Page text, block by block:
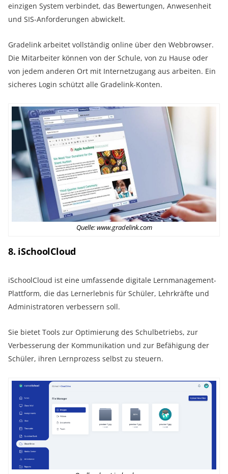
einzigen System verbindet, das Bewertungen, Anwesenheit
und SIS-Anforderungen abwickelt.
Gradelink arbeitet vollständig online über den Webbrowser.
Die Mitarbeiter können von der Schule, von zu Hause oder
von jedem anderen Ort mit Internetzugang aus arbeiten. Ein
sicheres Login schützt alle Gradelink-Konten.
Quelle: www.gradelink.com
8. iSchoolCloud
iSchoolCloud ist eine umfassende digitale Lernmanagement-
Plattform, die das Lernerlebnis für Schüler, Lehrkräfte und
Administratoren verbessern soll.
Sie bietet Tools zur Optimierung des Schulbetriebs, zur
Verbesserung der Kommunikation und zur Befähigung der
Schüler, ihren Lernprozess selbst zu steuern.